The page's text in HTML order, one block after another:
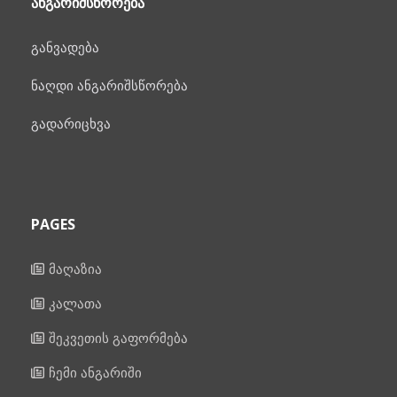
განვადება
ნაღდი ანგარიშსწორება
გადარიცხვა
PAGES
მაღაზია
კალათა
შეკვეთის გაფორმება
ჩემი ანგარიში